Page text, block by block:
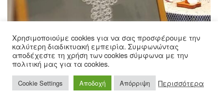
Χρησιμοποιούμε cookies για να σας προσφέρουμε την
καλύτερη διαδικτυακή εμπειρία. Συμφωνώντας
αποδέχεστε τη χρήση των cookies σύμφωνα με την
πολιτική μας για τα cookies.
Cookie Settings Αποδοχή Απόρριψη Περισσότερα